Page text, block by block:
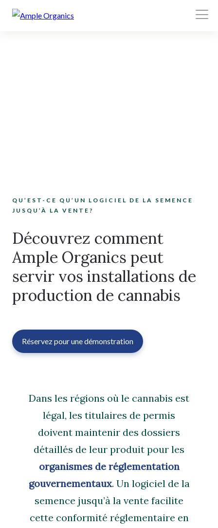
QU’EST-CE QU’UN LOGICIEL DE LA SEMENCE
JUSQU’À LA VENTE?
Découvrez comment
Ample Organics peut
servir vos installations de
production de cannabis
Réservez pour une démonstration
Dans les régions où le cannabis est
légal, les titulaires de permis
doivent maintenir des dossiers
détaillés de leur produit pour les
organismes de réglementation
gouvernementaux. Un logiciel de la
semence jusqu’à la vente facilite
cette conformité réglementaire en